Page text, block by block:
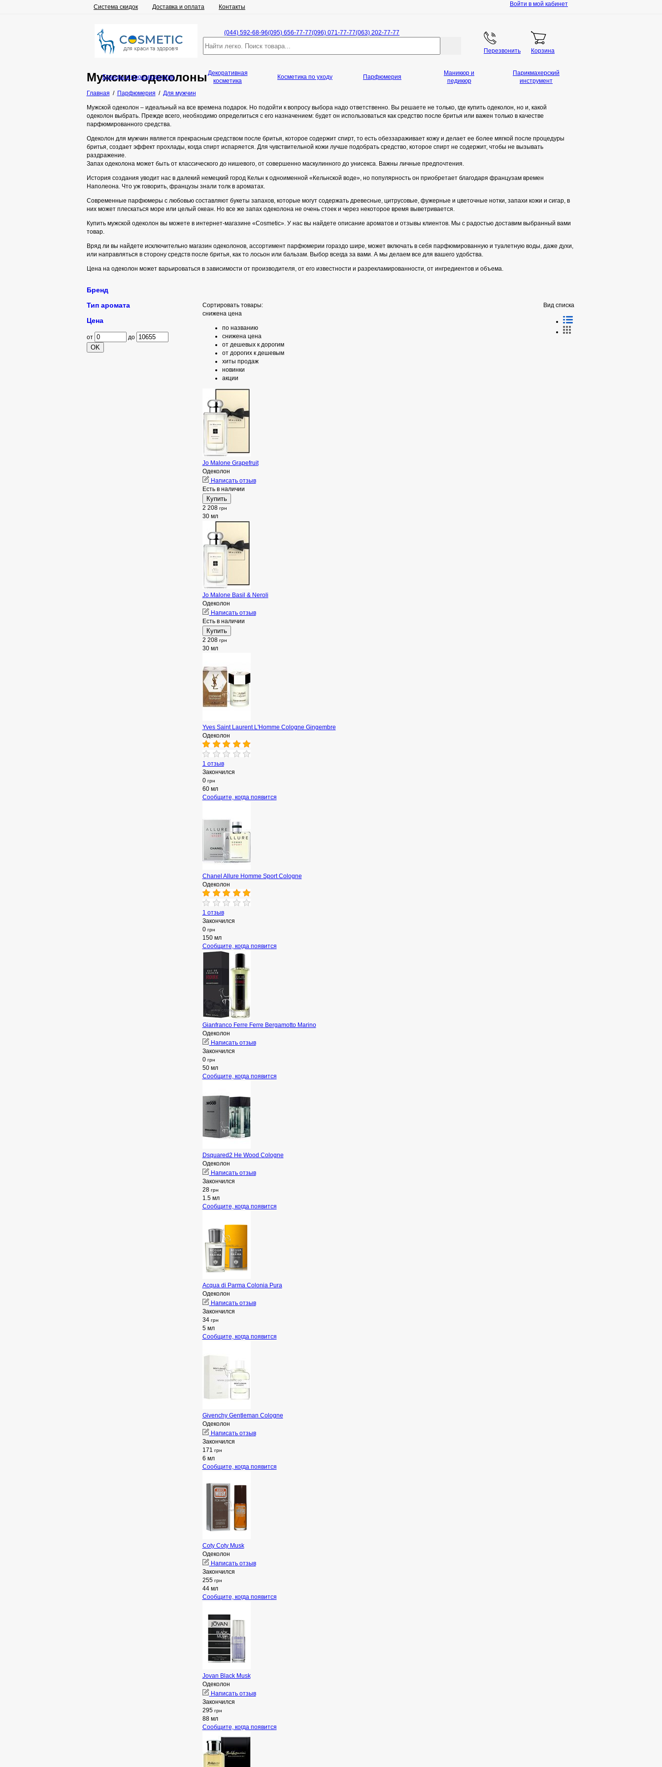
Система скидок Доставка и оплата Контакты Войти в мой кабинет
(044) 592-68-96(095) 656-77-77(096) 071-77-77(063) 202-77-77
Перезвонить Корзина
Мужские одеколоны
Главная / Парфюмерия / Для мужчин
Мужской одеколон – идеальный на все времена подарок. Но подойти к вопросу выбора надо ответственно. Вы решаете не только, где купить одеколон, но и, какой
одеколон выбрать. Прежде всего, необходимо определиться с его назначением: будет он использоваться как средство после бритья или важен только в качестве
парфюмированного средства.
Одеколон для мужчин является прекрасным средством после бритья, которое содержит спирт, то есть обеззараживает кожу и делает ее более мягкой после процедуры
бритья, создает эффект прохлады, когда спирт испаряется. Для чувствительной кожи лучше подобрать средство, которое спирт не содержит, чтобы не вызывать
раздражение.
Запах одеколона может быть от классического до нишевого, от совершенно маскулинного до унисекса. Важны личные предпочтения.
История создания уводит нас в далекий немецкий город Кельн к одноименной «Кельнской воде», но популярность он приобретает благодаря французам времен
Наполеона. Что уж говорить, французы знали толк в ароматах.
Современные парфюмеры с любовью составляют букеты запахов, которые могут содержать древесные, цитрусовые, фужерные и цветочные нотки, запахи кожи и сигар, в
них может плескаться море или целый океан. Но все же запах одеколона не очень стоек и через некоторое время выветривается.
Купить мужской одеколон вы можете в интернет-магазине «Cosmetic». У нас вы найдете описание ароматов и отзывы клиентов. Мы с радостью доставим выбранный вами
товар.
Вряд ли вы найдете исключительно магазин одеколонов, ассортимент парфюмерии гораздо шире, может включать в себя парфюмированную и туалетную воды, даже духи,
или направляться в сторону средств после бритья, как то лосьон или бальзам. Выбор всегда за вами. А мы делаем все для вашего удобства.
Цена на одеколон может варьироваться в зависимости от производителя, от его известности и разрекламированности, от ингредиентов и объема.
Вид списка
Сортировать товары:
снижена цена
по названию
снижена цена
от дешевых к дорогим
от дорогих к дешевым
хиты продаж
новинки
акции
Jo Malone Grapefruit
Одеколон
Написать отзыв
Есть в наличии
2 208 грн
30 мл
Jo Malone Basil & Neroli
Одеколон
Написать отзыв
Есть в наличии
2 208 грн
30 мл
Yves Saint Laurent L'Homme Cologne Gingembre
Одеколон
1 отзыв
Закончился
0 грн
60 мл
Сообщите, когда появится
Chanel Allure Homme Sport Cologne
Одеколон
1 отзыв
Закончился
0 грн
150 мл
Сообщите, когда появится
Gianfranco Ferre Ferre Bergamotto Marino
Одеколон
Написать отзыв
Закончился
0 грн
50 мл
Сообщите, когда появится
Dsquared2 He Wood Cologne
Одеколон
Написать отзыв
Закончился
28 грн
1.5 мл
Сообщите, когда появится
Acqua di Parma Colonia Pura
Одеколон
Написать отзыв
Закончился
34 грн
5 мл
Сообщите, когда появится
Givenchy Gentleman Cologne
Одеколон
Написать отзыв
Закончился
171 грн
6 мл
Сообщите, когда появится
Coty Coty Musk
Одеколон
Написать отзыв
Закончился
255 грн
44 мл
Сообщите, когда появится
Jovan Black Musk
Одеколон
Написать отзыв
Закончился
295 грн
88 мл
Сообщите, когда появится
Бренды и производители
Декоративная
косметика
Косметика по уходу Парфюмерия
Маникюр и
педикюр
Парикмахерский
инструмент
Бренд
Тип аромата
Цена
от до
OK